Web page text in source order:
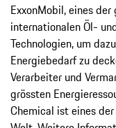
ExxonMobil, eines
internationalen Öl-
Technologien, um
Energiebedarf zu
Verarbeiter und
grössten
Chemical ist eines